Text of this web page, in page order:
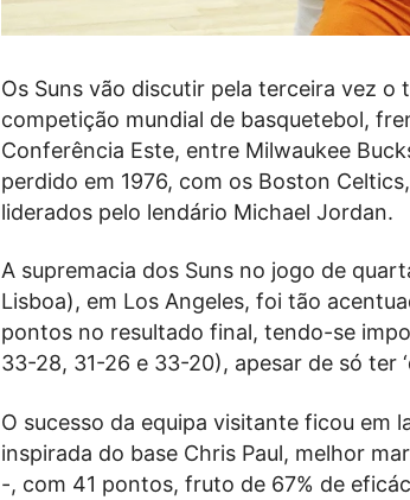
Os Suns vão discutir pela terceira vez
competição mundial de basquetebol,
Conferência Este, entre Milwaukee
perdido em 1976, com os Boston
liderados pelo lendário Michael Jordan.
A supremacia dos Suns no jogo de
Lisboa), em Los Angeles, foi tão
pontos no resultado final, tendo-se
33-28, 31-26 e 33-20), apesar de só ter
O sucesso da equipa visitante ficou em
inspirada do base Chris Paul, melhor
-, com 41 pontos, fruto de 67% de